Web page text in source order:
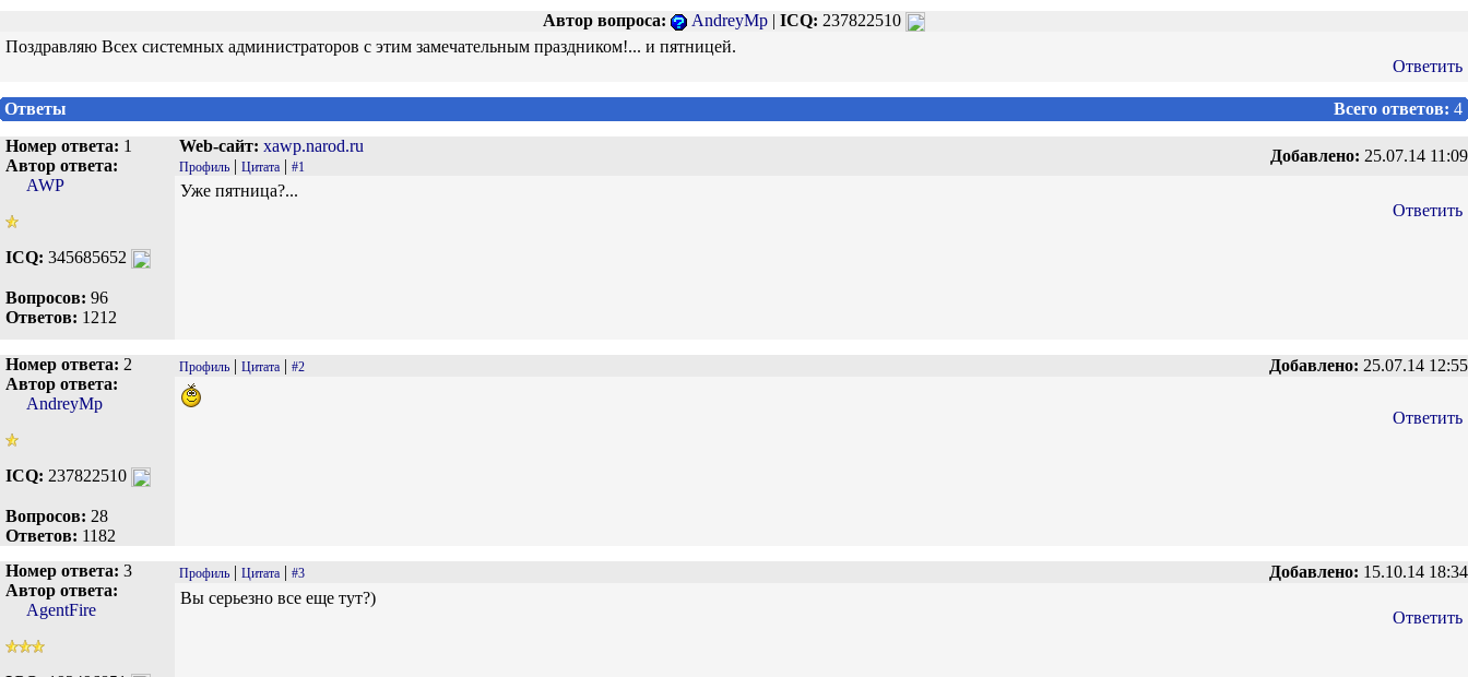
Автор вопроса:
AndreyMp | ICQ: 237822510
Поздравляю Всех системных администраторов с этим замечательным праздником!... и пятницей.
Ответить
Ответы Всего ответов: 4
Номер ответа: 1
Автор ответа:
AWP
ICQ: 345685652
Вопросов: 96
Ответов: 1212
Web-сайт: xawp.narod.ru
Профиль | Цитата | #1
Добавлено: 25.07.14 11:09
Уже пятница?...
Ответить
Номер ответа: 2
Автор ответа:
AndreyMp
ICQ: 237822510
Вопросов: 28
Ответов: 1182
Профиль | Цитата | #2 Добавлено: 25.07.14 12:55
Ответить
Номер ответа: 3
Автор ответа:
AgentFire
Профиль | Цитата | #3 Добавлено: 15.10.14 18:34
Вы серьезно все еще тут?)
Ответить